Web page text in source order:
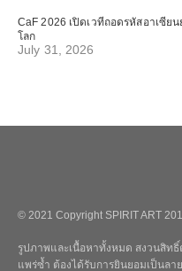
CaF 2026 เปิดเวทีถอดรหัสอาเซีย
โลก
July 31, 2026
© 2021 Copyright SPIRIT ART
รูปภาพและเนื้อหาทั้งหมด สงวนสิท
แพร่ซ้ำ ต้องได้รับการยินยอมเป็นล